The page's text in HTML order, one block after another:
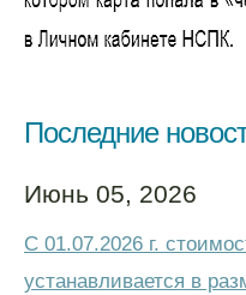
Последние
Июнь 05, 2026
С 01.07.2026 г.
устанавливается в